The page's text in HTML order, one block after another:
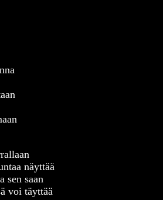
näyttää
sen saan
voi täyttää